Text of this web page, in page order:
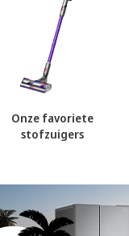
Onze favoriete
stofzuigers